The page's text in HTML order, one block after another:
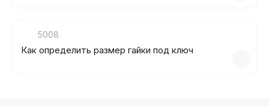
5008
Как определить размер гайки под ключ